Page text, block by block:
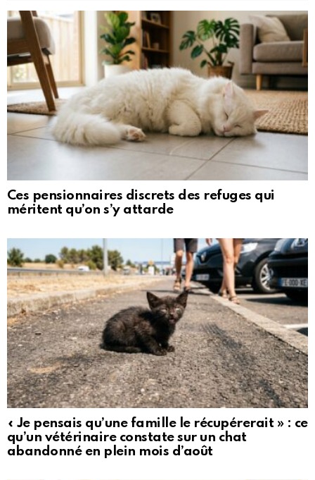
Ces pensionnaires discrets des refuges qui
méritent qu’on s’y attarde
« Je pensais qu’une famille le récupérerait » : ce
qu’un vétérinaire constate sur un chat
abandonné en plein mois d’août